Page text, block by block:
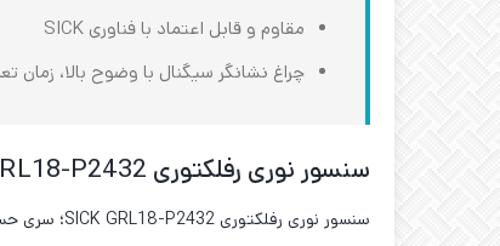
مقاوم و قابل اعتماد با فناوری SICK
چراغ نشانگر سیگنال با وضوح بالا، زمان
سنسور نوری رفلکتوری SICK GRL18-P2432